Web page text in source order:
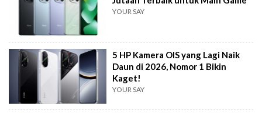
YOUR SAY
5 HP Kamera OIS yang Lagi Naik
Daun di 2026, Nomor 1 Bikin
Kaget!
YOUR SAY